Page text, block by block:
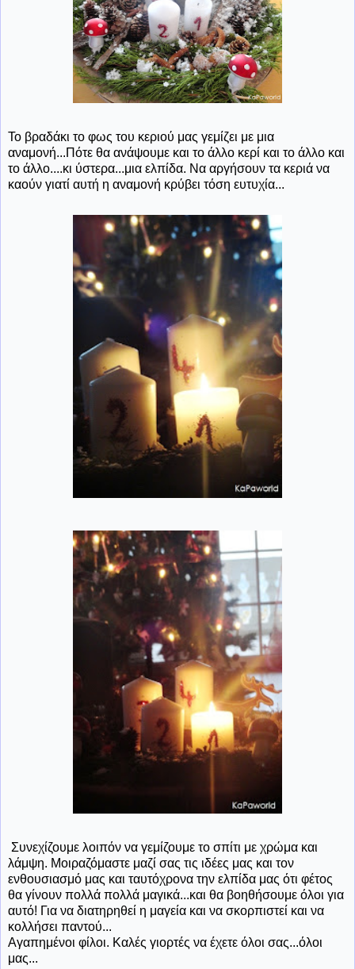
Το βραδάκι το φως του κεριού μας γεμίζει με μια
αναμονή...Πότε θα ανάψουμε και το άλλο κερί και το άλλο και
το άλλο....κι ύστερα...μια ελπίδα. Να αργήσουν τα κεριά να
καούν γιατί αυτή η αναμονή κρύβει τόση ευτυχία...
Συνεχίζουμε λοιπόν να γεμίζουμε το σπίτι με χρώμα και
λάμψη. Μοιραζόμαστε μαζί σας τις ιδέες μας και τον
ενθουσιασμό μας και ταυτόχρονα την ελπίδα μας ότι φέτος
θα γίνουν πολλά πολλά μαγικά...και θα βοηθήσουμε όλοι για
αυτό! Για να διατηρηθεί η μαγεία και να σκορπιστεί και να
κολλήσει παντού...
Αγαπημένοι φίλοι. Καλές γιορτές να έχετε όλοι σας...όλοι
μας...